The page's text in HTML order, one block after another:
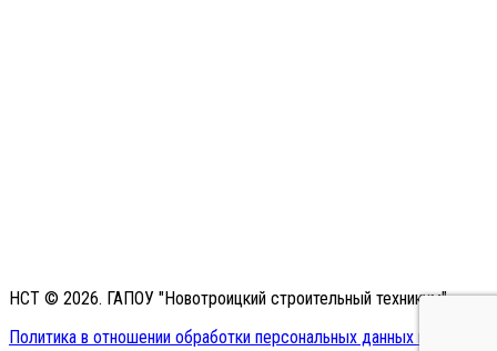
НСТ © 2026. ГАПОУ "Новотроицкий строительный техникум"
Политика в отношении обработки персональных данных в ГАПОУ